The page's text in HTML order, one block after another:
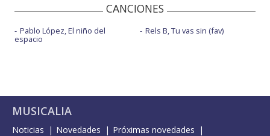
CANCIONES
Pablo López, El niño del
espacio
Rels B, Tu vas sin (fav)
MUSICALIA
Noticias Novedades
Próximas novedades